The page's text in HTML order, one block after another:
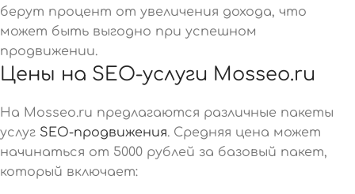
берут процент от увеличения дохода, что
может быть выгодно при успешном
продвижении.
Цены на SEO-услуги Mosseo.ru
На Mosseo.ru предлагаются различные пакеты
услуг SEO-продвижения. Средняя цена может
начинаться от 5000 рублей за базовый пакет,
который включает: